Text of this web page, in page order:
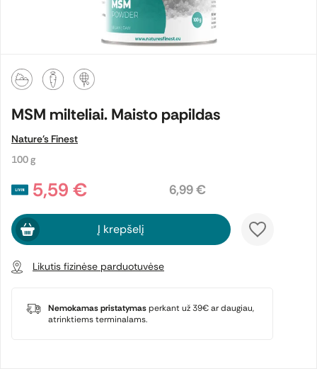
MSM milteliai. Maisto papildas
Nature's Finest
100 g
5,59 € 6,99 €
Į krepšelį
Likutis fizinėse parduotuvėse
Nemokamas pristatymasperkant už 39€ ar daugiau,
atrinktiems terminalams.